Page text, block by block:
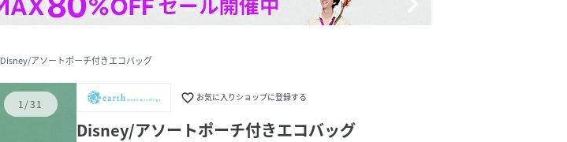
Disney/アソートポーチ付きエコバッグ
1/31 favorite_border お気に入りショップに登録する
Disney/アソートポーチ付きエコバッグ